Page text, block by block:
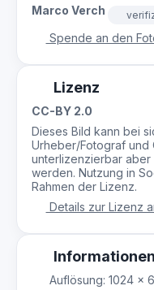
Marco Verch
Spende an den
Lizenz
CC-BY 2.0
Dieses Bild kann bei
Urheber/Fotograf und
unterlizenzierbar
werden. Nutzung in
Rahmen der Lizenz.
Details zur Lizenz
Auflösung: 1024 ×